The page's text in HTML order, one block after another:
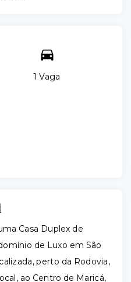
1 Vaga
Casa Duplex de
de Luxo em São
perto da Rodovia,
ao Centro de Maricá,